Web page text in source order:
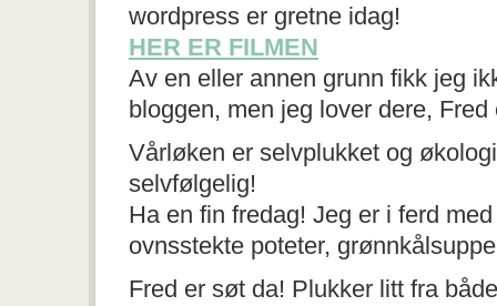
wordpress er gretne idag!
HER ER FILMEN
Av en eller annen grunn fikk jeg
bloggen, men jeg lover dere,
Vårløken er selvplukket og
selvfølgelig!
Ha en fin fredag! Jeg er i ferd
ovnsstekte poteter,
Fred er søt da! Plukker litt fra